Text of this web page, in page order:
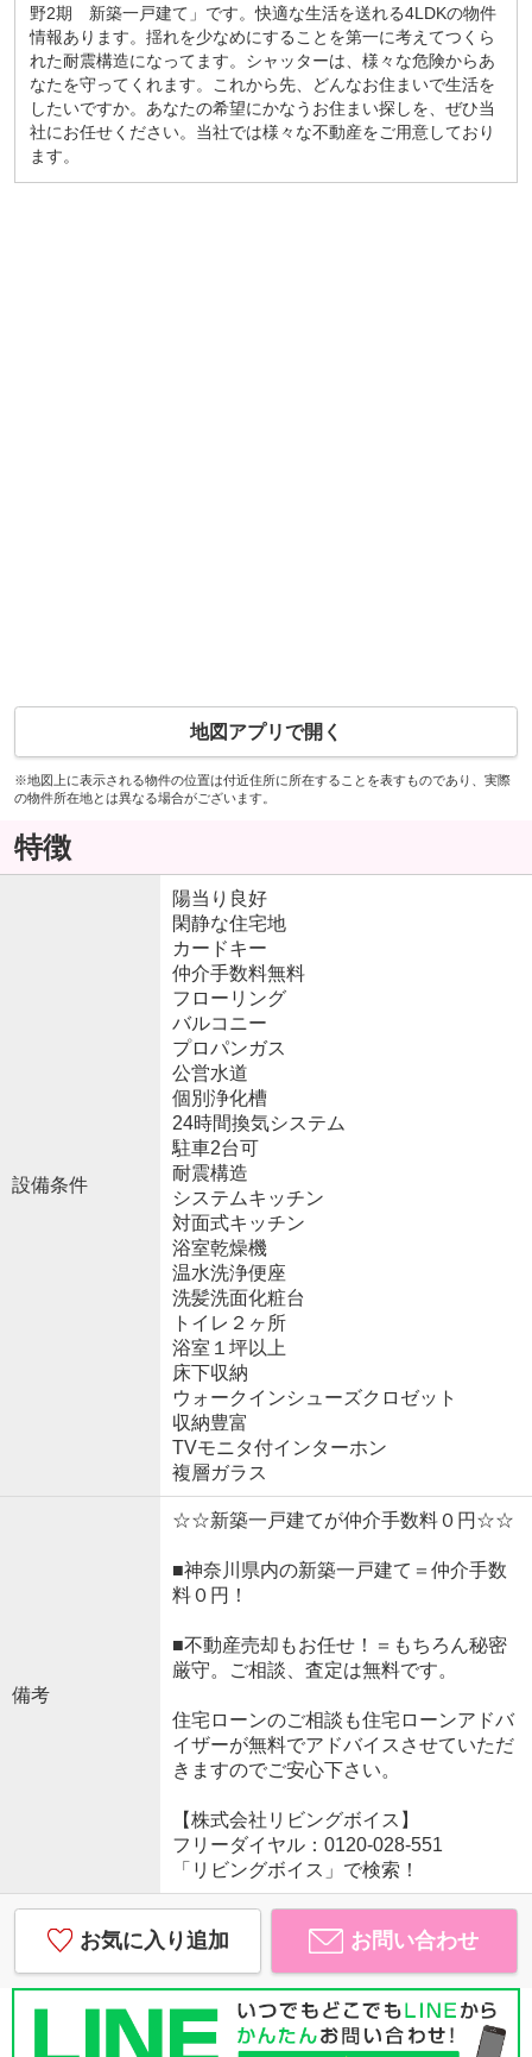
野2期 新築一戸建て」です。快適な生活を送れる4LDKの物件
情報あります。揺れを少なめにすることを第一に考えてつくら
れた耐震構造になってます。シャッターは、様々な危険からあ
なたを守ってくれます。これから先、どんなお住まいで生活を
したいですか。あなたの希望にかなうお住まい探しを、ぜひ当
社にお任せください。当社では様々な不動産をご用意しており
ます。
地図アプリで開く
※地図上に表示される物件の位置は付近住所に所在することを表すものであり、実際
の物件所在地とは異なる場合がございます。
特徴
設備条件
陽当り良好
閑静な住宅地
カードキー
仲介手数料無料
フローリング
バルコニー
プロパンガス
公営水道
個別浄化槽
24時間換気システム
駐車2台可
耐震構造
システムキッチン
対面式キッチン
浴室乾燥機
温水洗浄便座
洗髪洗面化粧台
トイレ２ヶ所
浴室１坪以上
床下収納
ウォークインシューズクロゼット
収納豊富
TVモニタ付インターホン
複層ガラス
備考
☆☆新築一戸建てが仲介手数料０円☆☆
■神奈川県内の新築一戸建て＝仲介手数
料０円！
■不動産売却もお任せ！＝もちろん秘密
厳守。ご相談、査定は無料です。
住宅ローンのご相談も住宅ローンアドバ
イザーが無料でアドバイスさせていただ
きますのでご安心下さい。
【株式会社リビングボイス】
フリーダイヤル：0120-028-551
「リビングボイス」で検索！
お気に入り追加 お問い合わせ